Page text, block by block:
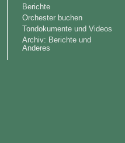
Berichte
Orchester buchen
Tondokumente und Videos
Archiv: Berichte und
Anderes